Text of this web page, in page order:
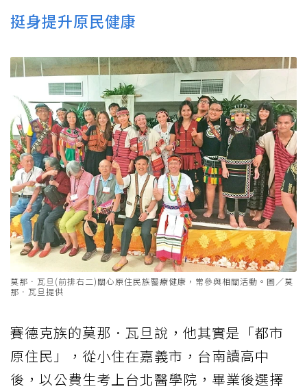
挺身提升原民健康
莫那．瓦旦(前排右二)關心原住民族醫療健康，常參與相關活動。圖／莫
那．瓦旦提供
賽德克族的莫那．瓦旦說，他其實是「都市
原住民」，從小住在嘉義市，台南讀高中
後，以公費生考上台北醫學院，畢業後選擇